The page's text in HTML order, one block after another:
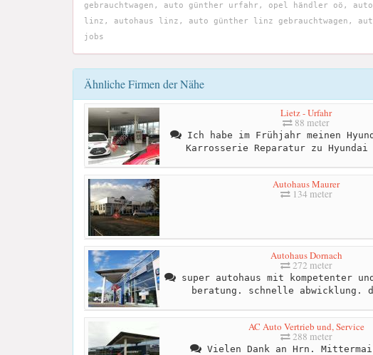
gebrauchtwagen, auto günther urfahr, opel händler oö, auto
linz, autohaus linz, auto günther linz gebrauchtwagen,
jobs
Ähnliche Firmen der Nähe
Lietz - Urfahr
88 meter
Ich habe im Frühjahr meinen
Karrosserie Reparatur zu
Autohaus Maurer
134 meter
Autohaus Dornach
272 meter
super autohaus mit kompetenter
beratung. schnelle abwicklung.
AC Auto Vertrieb und, Service
288 meter
Vielen Dank an Hrn.